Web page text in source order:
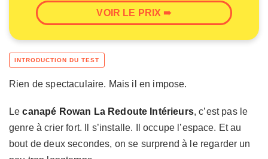
VOIR LE PRIX ➠
Rien de spectaculaire. Mais il en impose.
Lecanapé Rowan La Redoute Intérieurs, c’est pas le
genre à crier fort. Il s’installe. Il occupe l’espace. Et au
bout de deux secondes, on se surprend à le regarder un